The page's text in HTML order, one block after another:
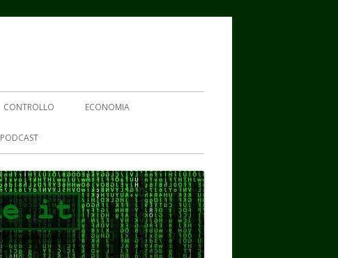
CONTROLLO ECONOMIA
PODCAST